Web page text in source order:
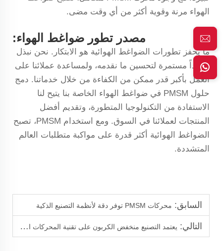
الهواء مرنة وقوية أكثر من أي وقت مضى.
مصدر تطور ضواغط الهواء:
ما يحفز تطورات الضواغط الهوائية هو الابتكار. نحن نبذل
جهوداً مستمرة لتحسين ما نقدمه، ولمساعدة عملائنا على
العمل بأكبر قدر ممكن من الكفاءة من خلال خدماتنا. دمج
حلول PMSM في ضواغط الهواء الخاصة بنا يتيح لنا
الاستفادة من التكنولوجيا المتطورة، وتقديم أفضل
المنتجات لعملائنا في السوق. ومع استخدام PMSM، تصبح
الضواغط الهوائية أكثر قدرة على مواكبة متطلبات العالم
المتشددة.
السابق: محركات PMSM توفر دقة لأنظمة التصنيع الذكية
التالي: يعتمد التصنيع منخفض الكربون على تقنية المحركات المتقدمة PMSM